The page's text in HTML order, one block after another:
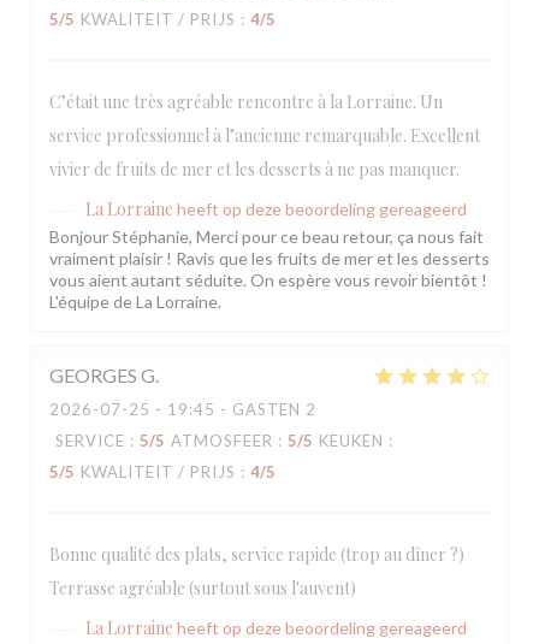
5/5 KWALITEIT / PRIJS : 4/5
C’était une très agréable rencontre à la Lorraine. Un
service professionnel à l’ancienne remarquable. Excellent
vivier de fruits de mer et les desserts à ne pas manquer.
La Lorraine heeft op deze beoordeling gereageerd
Bonjour Stéphanie, Merci pour ce beau retour, ça nous fait
vraiment plaisir ! Ravis que les fruits de mer et les desserts
vous aient autant séduite. On espère vous revoir bientôt !
L'équipe de La Lorraine.
GEORGES G
2026-07-25 - 19:45 - GASTEN 2
SERVICE : 5/5 ATMOSFEER : 5/5 KEUKEN :
5/5 KWALITEIT / PRIJS : 4/5
Bonne qualité des plats, service rapide (trop au dîner ?)
Terrasse agréable (surtout sous l'auvent)
La Lorraine heeft op deze beoordeling gereageerd